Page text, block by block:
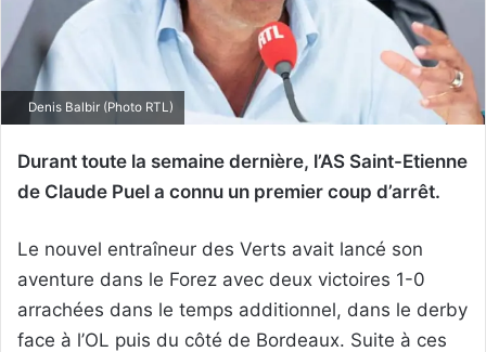
Denis Balbir (Photo RTL)
Durant toute la semaine dernière, l’AS Saint-Etienne
de Claude Puel a connu un premier coup d’arrêt.
Le nouvel entraîneur des Verts avait lancé son
aventure dans le Forez avec deux victoires 1-0
arrachées dans le temps additionnel, dans le derby
face à l’OL puis du côté de Bordeaux. Suite à ces